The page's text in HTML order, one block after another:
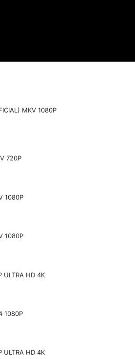
MKV 1080P
720P
1080P
1080P
ULTRA HD 4K
1080P
ULTRA HD 4K